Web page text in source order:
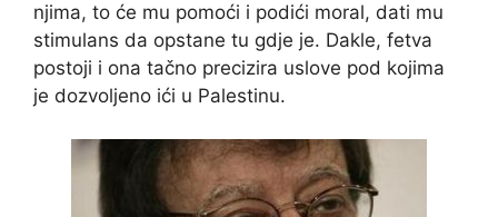
njima, to će mu pomoći i podići moral, dati mu
stimulans da opstane tu gdje je. Dakle, fetva
postoji i ona tačno precizira uslove pod kojima
je dozvoljeno ići u Palestinu.